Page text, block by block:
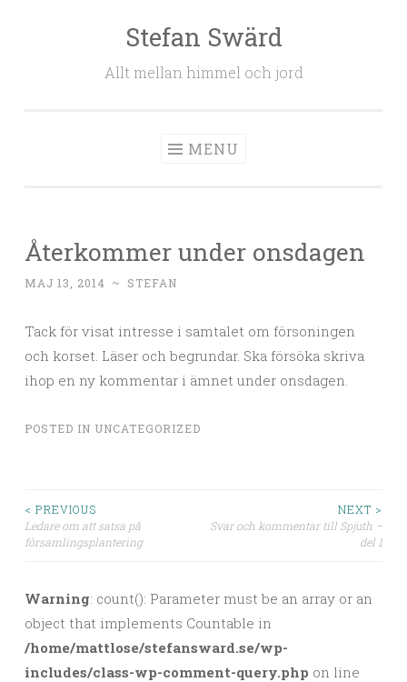
Stefan Swärd
Allt mellan himmel och jord
MENU
Återkommer under onsdagen
MAJ 13, 2014 ~ STEFAN
Tack för visat intresse i samtalet om försoningen
och korset. Läser och begrundar. Ska försöka skriva
ihop en ny kommentar i ämnet under onsdagen.
POSTED IN UNCATEGORIZED
Post navigation
< PREVIOUS
Ledare om att satsa på
församlingsplantering
NEXT >
Svar och kommentar till Spjuth –
del 1
Warning: count(): Parameter must be an array or an
object that implements Countable in
/home/mattlose/stefansward.se/wp-
includes/class-wp-comment-query.php on line